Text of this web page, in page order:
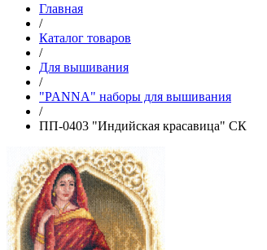
Главная
/
Каталог товаров
/
Для вышивания
/
"PANNA" наборы для вышивания
/
ПП-0403 "Индийская красавица" СК